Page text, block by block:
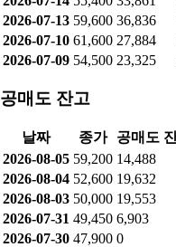
2026-07-13 59,600 36,836
2026-07-10 61,600 27,884
2026-07-09 54,500 23,325
공매도 잔고
날짜 종가 공매도
2026-08-05 59,200 14,488
2026-08-04 52,600 19,632
2026-08-03 50,000 19,553
2026-07-31 49,450 6,903
2026-07-30 47,900 0